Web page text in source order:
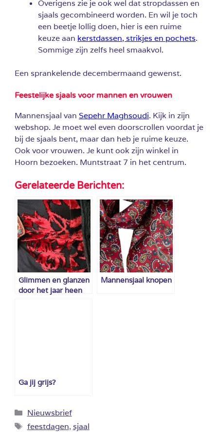
Overigens zie je ook wel dat stropdassen en
sjaals gecombineerd worden. En wil je toch
een beetje lollig doen, hier is een ruime
keuze aan kerstdassen, strikjes en pochets.
Sommige zijn zelfs heel smaakvol.
Een sprankelende decembermaand gewenst.
Feestelijke sjaals voor mannen en vrouwen
Mannensjaal van Sepehr Maghsoudi. Kijk in zijn
webshop. Je moet wel even doorscrollen voordat je
bij de sjaals bent, maar dan heb je ruime keuze.
Ook voor vrouwen. Je kunt ook zijn winkel in
Hoorn bezoeken. Muntstraat 7 in het centrum.
Gerelateerde Berichten:
Glimmen en glanzen
door het jaar heen
Mannensjaal knopen
Ga jij grijs?
Categorieën
Nieuwsbrief
Tags
feestdagen, sjaal